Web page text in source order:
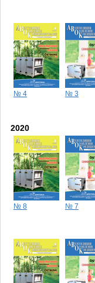
№ 4 № 3
2020
№ 8 № 7